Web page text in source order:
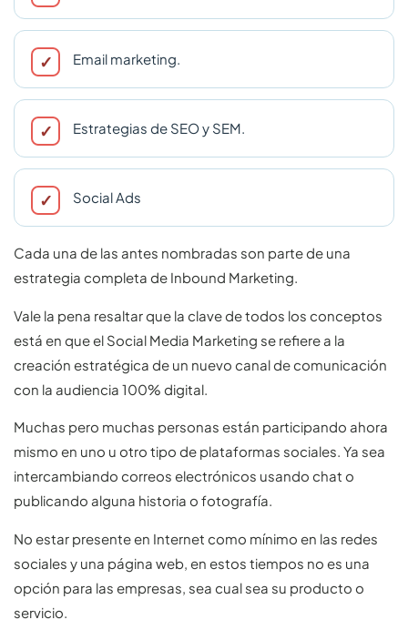
Email marketing.
Estrategias de SEO y SEM.
Social Ads
Cada una de las antes nombradas son parte de una
estrategia completa de Inbound Marketing.
Vale la pena resaltar que la clave de todos los conceptos
está en que el Social Media Marketing se refiere a la
creación estratégica de un nuevo canal de comunicación
con la audiencia 100% digital.
Muchas pero muchas personas están participando ahora
mismo en uno u otro tipo de plataformas sociales. Ya sea
intercambiando correos electrónicos usando chat o
publicando alguna historia o fotografía.
No estar presente en Internet como mínimo en las redes
sociales y una página web, en estos tiempos no es una
opción para las empresas, sea cual sea su producto o
servicio.